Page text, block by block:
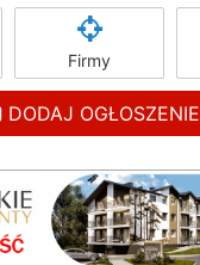
Firmy
DODAJ OGŁOSZENIE